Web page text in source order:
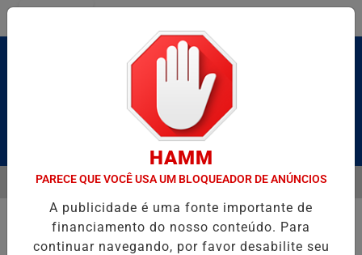
Pesquisar Notícia
HOMENAGEIA UZIEL BUENO NO TERRAÇO MINEIRO D'
EM ALTA
MENU
HAMM
PARECE QUE VOCÊ USA UM BLOQUEADOR DE ANÚNCIOS
A publicidade é uma fonte importante de
financiamento do nosso conteúdo. Para
continuar navegando, por favor desabilite seu